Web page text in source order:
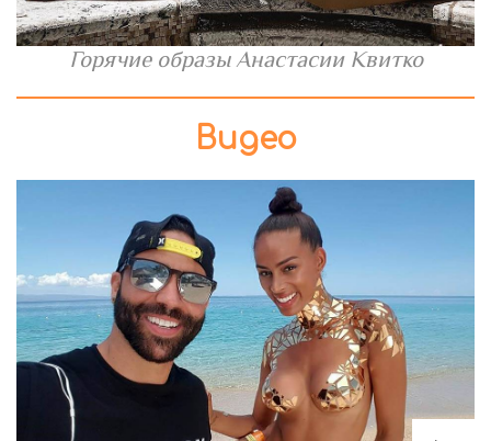
Горячие образы Анастасии Квитко
Видео